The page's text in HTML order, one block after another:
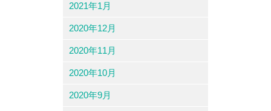
2021年1月
2020年12月
2020年11月
2020年10月
2020年9月